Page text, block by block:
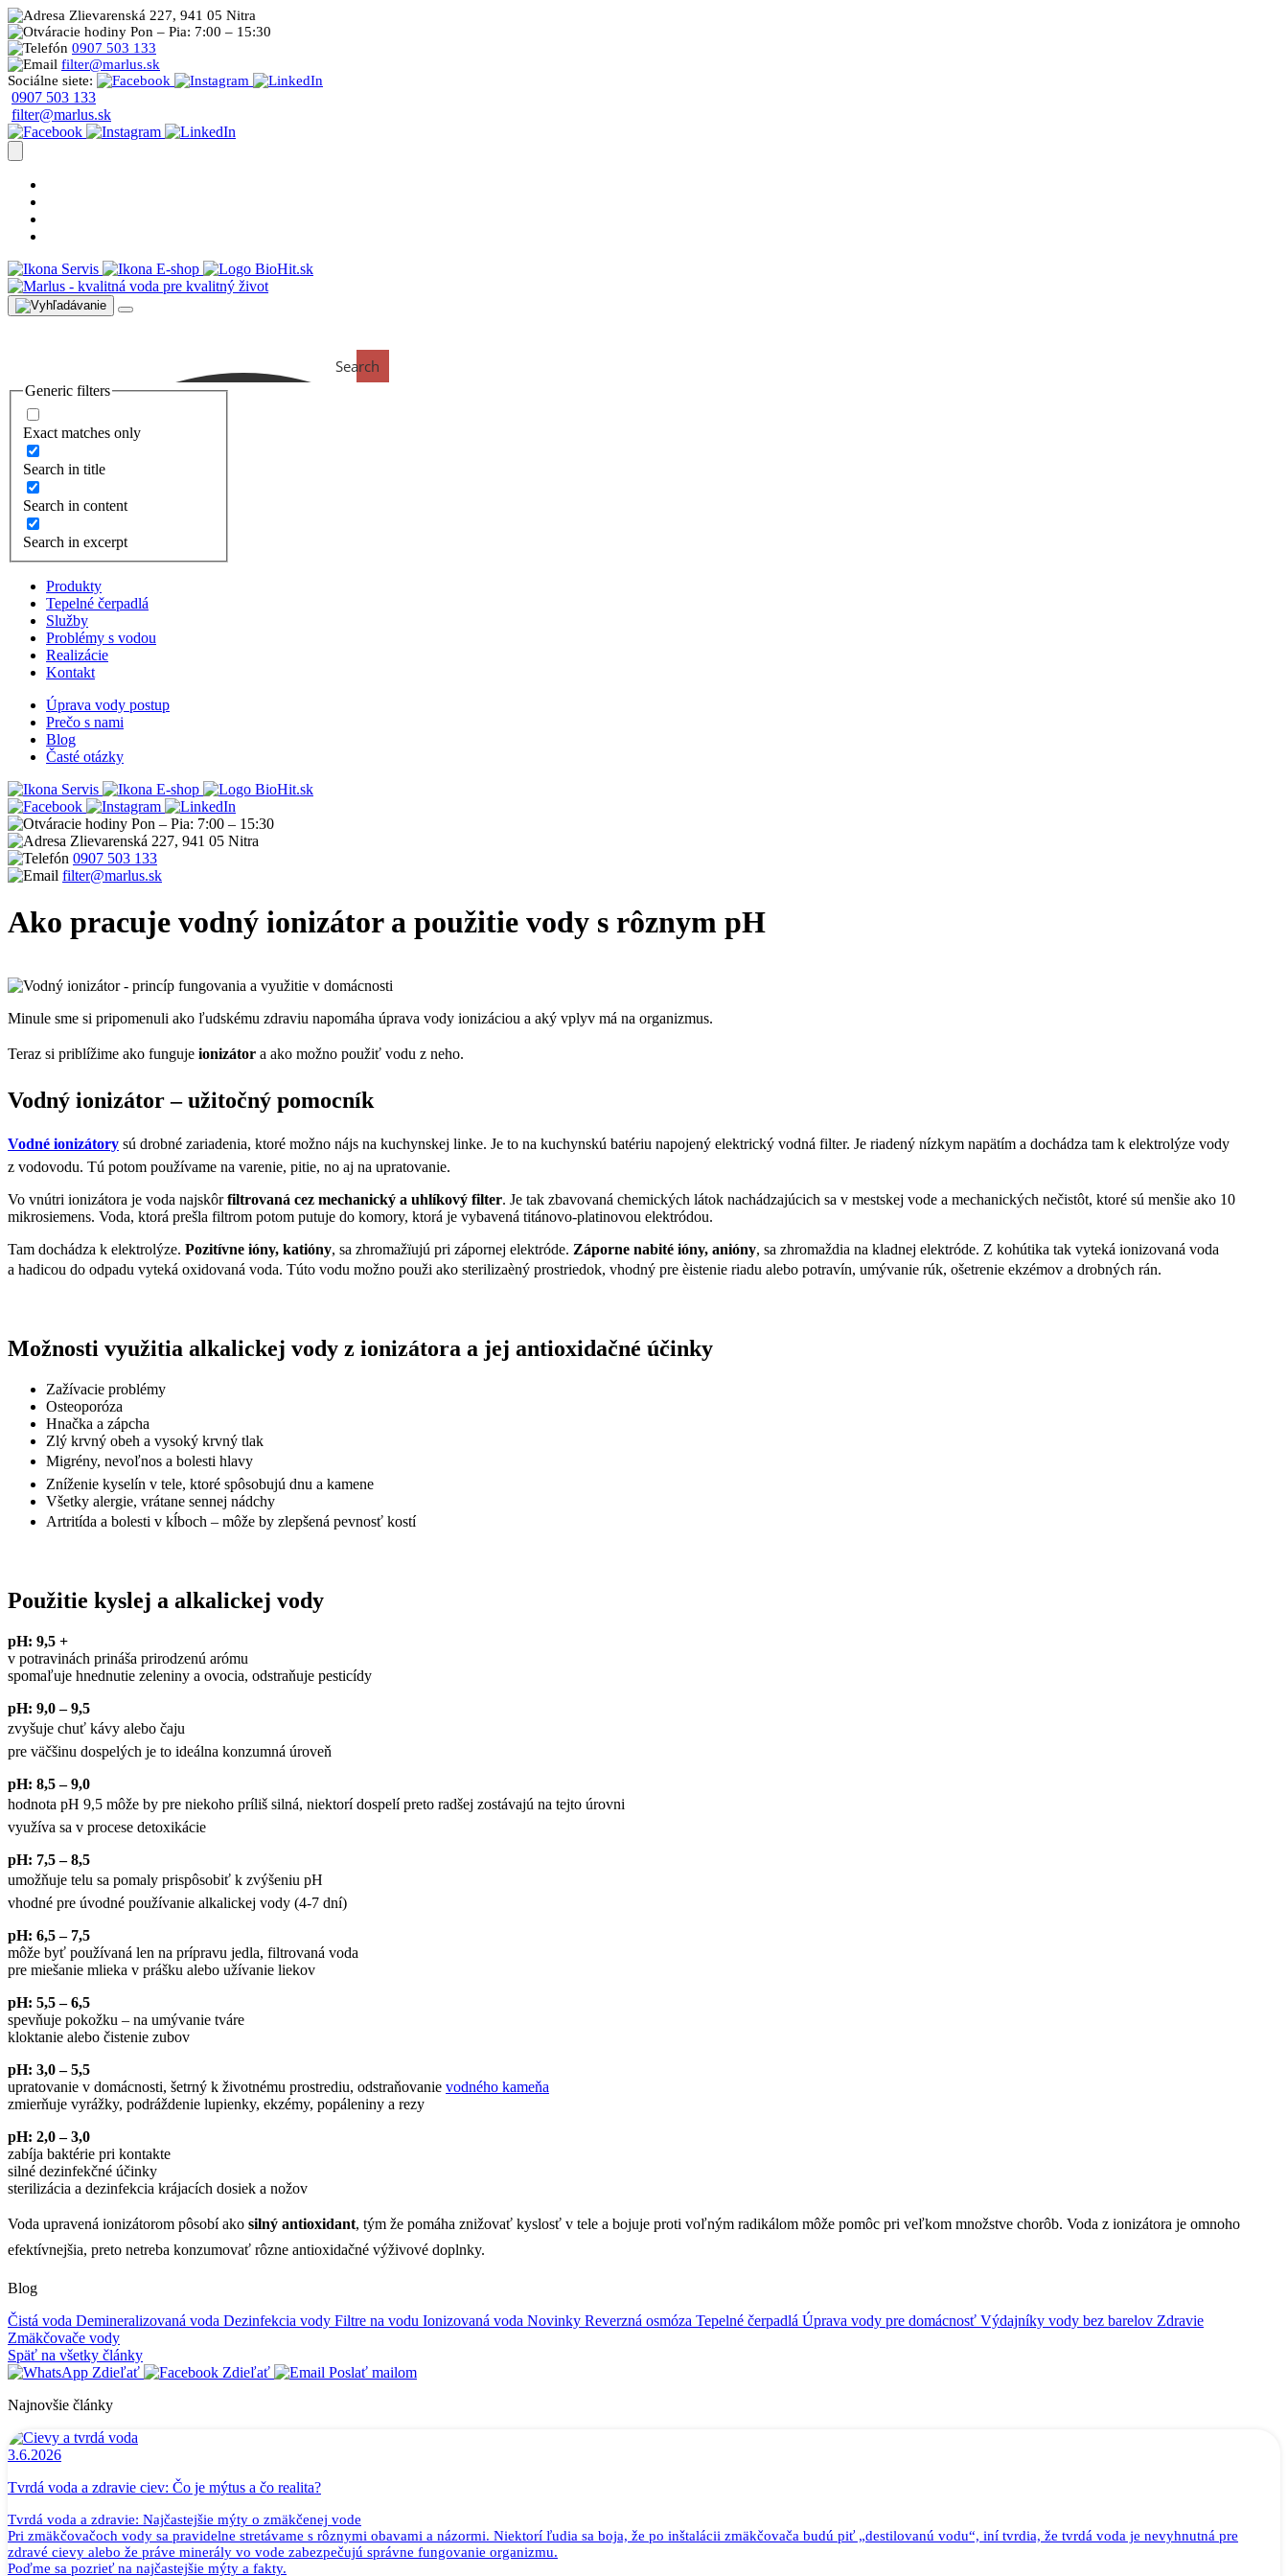
Zlievarenská 227, 941 05 Nitra
Pon – Pia: 7:00 – 15:30
0907 503 133
filter@marlus.sk
Sociálne siete:
0907 503 133
filter@marlus.sk
Servis E-shop
Search
Generic filters
Exact matches only
Search in title
Search in content
Search in excerpt
Produkty
Tepelné čerpadlá
Služby
Problémy s vodou
Realizácie
Kontakt
Úprava vody postup
Prečo s nami
Blog
Časté otázky
Servis
E-shop
Pon – Pia: 7:00 – 15:30
Zlievarenská 227, 941 05 Nitra
0907 503 133
filter@marlus.sk
Ako pracuje vodný ionizátor a použitie vody s rôznym pH
Minule sme si pripomenuli ako ľudskému zdraviu napomáha úprava vody ionizáciou a aký vplyv má na organizmus.
Teraz si priblížime ako funguje ionizátor a ako možno použiť vodu z neho.
Vodný ionizátor – užitočný pomocník
Vodné ionizátory sú drobné zariadenia, ktoré možno nájs na kuchynskej linke. Je to na kuchynskú batériu napojený elektrický vodná filter. Je riadený nízkym napätím a dochádza tam k elektrolýze vody
z vodovodu. Tú potom používame na varenie, pitie, no aj na upratovanie.
Vo vnútri ionizátora je voda najskôrfiltrovaná cez mechanický a uhlíkový filter. Je tak zbavovaná chemických látok nachádzajúcich sa v mestskej vode a mechanických nečistôt, ktoré sú menšie ako 10
mikrosiemens. Voda, ktorá prešla filtrom potom putuje do komory, ktorá je vybavená titánovo-platinovou elektródou.
Tam dochádza k elektrolýze. Pozitívne ióny, katióny, sa zhromažïujú pri zápornej elektróde. Záporne nabité ióny, anióny, sa zhromaždia na kladnej elektróde. Z kohútika tak vyteká ionizovaná voda
a hadicou do odpadu vyteká oxidovaná voda. Túto vodu možno použi ako sterilizaèný prostriedok, vhodný pre èistenie riadu alebo potravín, umývanie rúk, ošetrenie ekzémov a drobných rán.
Možnosti využitia alkalickej vody z ionizátora a jej antioxidačné účinky
Zažívacie problémy
Osteoporóza
Hnačka a zápcha
Zlý krvný obeh a vysoký krvný tlak
Migrény, nevoľnos a bolesti hlavy
Zníženie kyselín v tele, ktoré spôsobujú dnu a kamene
Všetky alergie, vrátane sennej nádchy
Artritída a bolesti v kĺboch – môže by zlepšená pevnosť kostí
Použitie kyslej a alkalickej vody
pH: 9,5 +
v potravinách prináša prirodzenú arómu
spomaľuje hnednutie zeleniny a ovocia, odstraňuje pesticídy
pH: 9,0 – 9,5
zvyšuje chuť kávy alebo čaju
pre väčšinu dospelých je to ideálna konzumná úroveň
pH: 8,5 – 9,0
hodnota pH 9,5 môže by pre niekoho príliš silná, niektorí dospelí preto radšej zostávajú na tejto úrovni
využíva sa v procese detoxikácie
pH: 7,5 – 8,5
umožňuje telu sa pomaly prispôsobiť k zvýšeniu pH
vhodné pre úvodné používanie alkalickej vody (4-7 dní)
pH: 6,5 – 7,5
môže byť používaná len na prípravu jedla, filtrovaná voda
pre miešanie mlieka v prášku alebo užívanie liekov
pH: 5,5 – 6,5
spevňuje pokožku – na umývanie tváre
kloktanie alebo čistenie zubov
pH: 3,0 – 5,5
upratovanie v domácnosti, šetrný k životnému prostrediu, odstraňovanie vodného kameňa
zmierňuje vyrážky, podráždenie lupienky, ekzémy, popáleniny a rezy
pH: 2,0 – 3,0
zabíja baktérie pri kontakte
silné dezinfekčné účinky
sterilizácia a dezinfekcia krájacích dosiek a nožov
Voda upravená ionizátorom pôsobí ako silný antioxidant, tým že pomáha znižovať kyslosť v tele a bojuje proti voľným radikálom môže pomôc pri veľkom množstve chorôb. Voda z ionizátora je omnoho
efektívnejšia, preto netreba konzumovať rôzne antioxidačné výživové doplnky.
Blog
Čistá voda Demineralizovaná voda Dezinfekcia vody Filtre na vodu Ionizovaná voda Novinky Reverzná osmóza Tepelné čerpadlá Úprava vody pre domácnosť Výdajníky vody bez barelov Zdravie
Zmäkčovače vody
Späť na všetky články
Zdieľať
Zdieľať
Poslať mailom
Najnovšie články
3.6.2026
Tvrdá voda a zdravie ciev: Čo je mýtus a čo realita?
Tvrdá voda a zdravie: Najčastejšie mýty o zmäkčenej vode
Pri zmäkčovačoch vody sa pravidelne stretávame s rôznymi obavami a názormi. Niektorí ľudia sa boja, že po inštalácii zmäkčovača budú piť „destilovanú vodu“, iní tvrdia, že tvrdá voda je nevyhnutná pre
zdravé cievy alebo že práve minerály vo vode zabezpečujú správne fungovanie organizmu.
Poďme sa pozrieť na najčastejšie mýty a fakty.